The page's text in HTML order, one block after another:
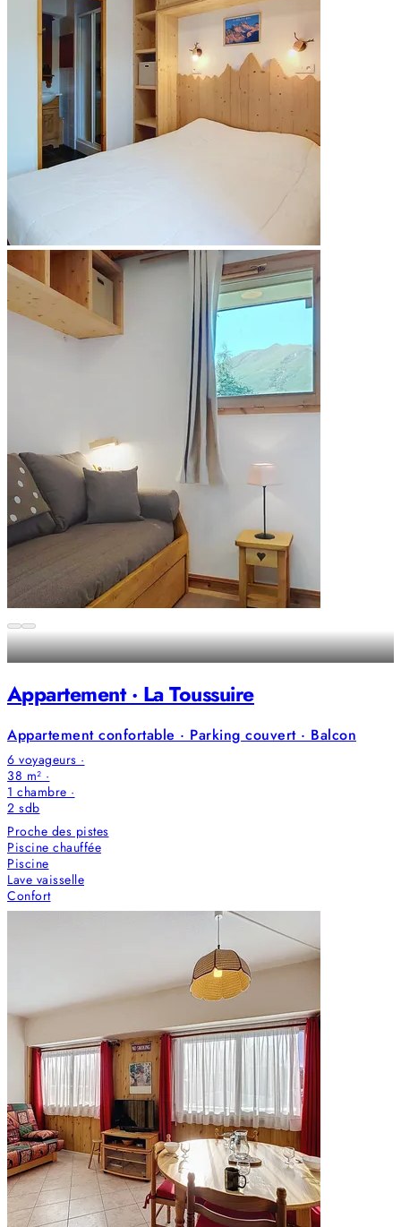
Appartement · La Toussuire
Appartement confortable · Parking couvert · Balcon
6 voyageurs ·
38 m² ·
1 chambre ·
2sdb
Proche des pistes
Piscine chauffée
Piscine
Lave vaisselle
Confort